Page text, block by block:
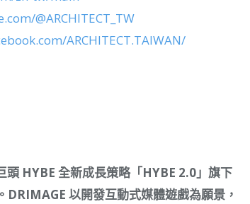
@ARCHITECT_TW
ARCHITECT.TAIWAN/
頭 HYBE 全新成長策略「HYBE 2.0」旗下
DRIMAGE 以開發互動式媒體遊戲為願景，